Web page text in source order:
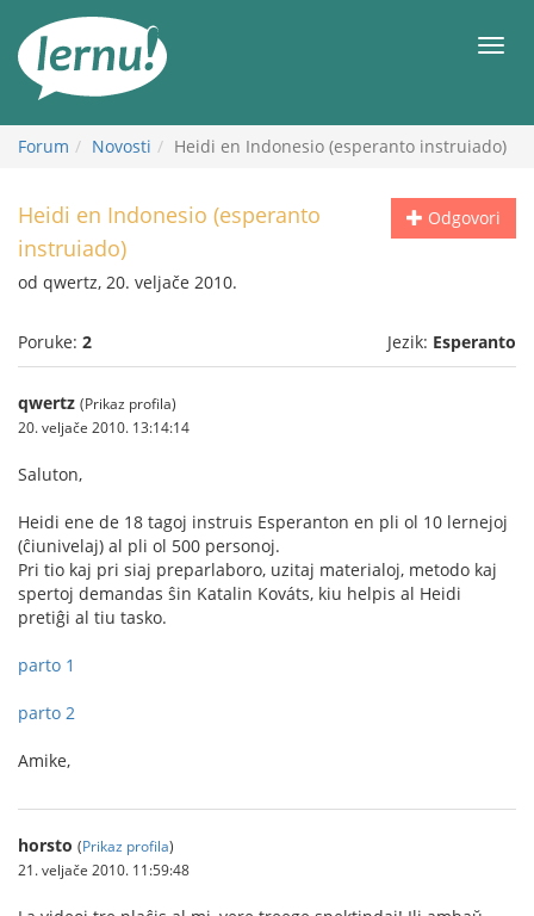
Meni
Forum Novosti Heidi en Indonesio (esperanto instruiado)
Odgovori
Heidi en Indonesio (esperanto
instruiado)
od qwertz, 20. veljače 2010.
Poruke: 2 Jezik: Esperanto
qwertz (Prikaz profila)
20. veljače 2010. 13:14:14
Saluton,
Heidi ene de 18 tagoj instruis Esperanton en pli ol 10 lernejoj
(ĉiunivelaj) al pli ol 500 personoj.
Pri tio kaj pri siaj preparlaboro, uzitaj materialoj, metodo kaj
spertoj demandas ŝin Katalin Kováts, kiu helpis al Heidi
pretiĝi al tiu tasko.
parto 1
parto 2
Amike,
horsto (Prikaz profila)
21. veljače 2010. 11:59:48